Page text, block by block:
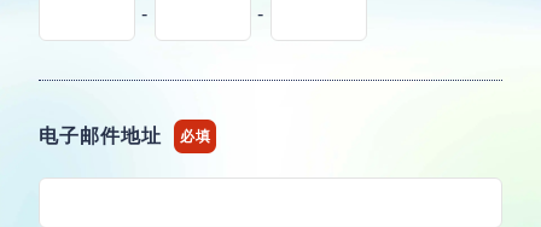
- -
电子邮件地址 必填